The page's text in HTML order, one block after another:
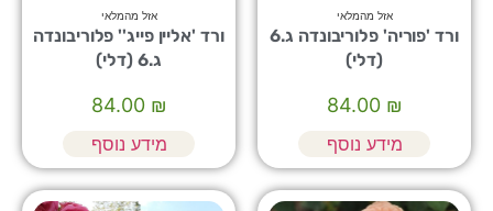
אזל מהמלאי
ורד 'פוריה' פלוריבונדה ג.6
(דלי)
₪
84.00
מידע נוסף
אזל מהמלאי
ורד 'אליין פייג'' פלוריבונדה
ג.6 (דלי)
₪
84.00
מידע נוסף